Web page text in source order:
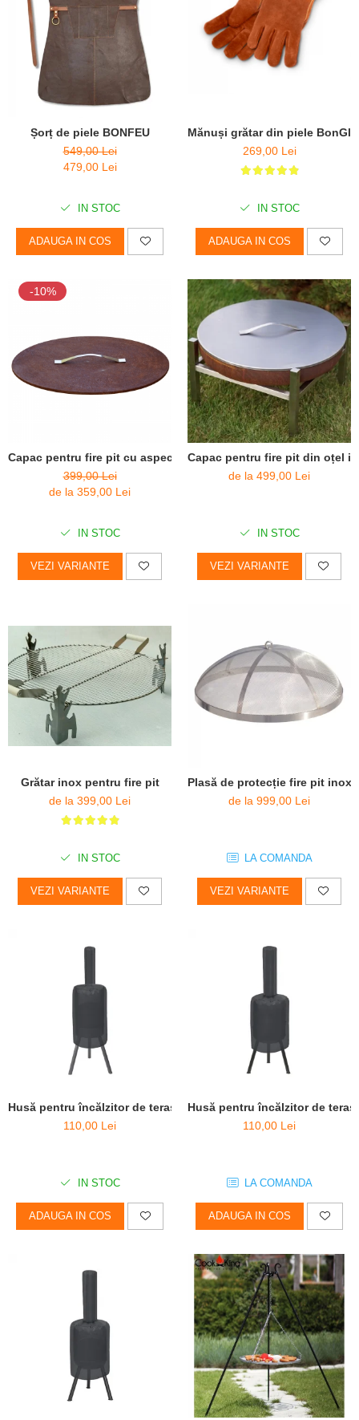
Șorț de piele BONFEU
549,00 Lei
479,00 Lei
IN STOC
ADAUGA IN COS
Mănuși grătar din piele
269,00 Lei
IN STOC
ADAUGA IN COS
-10%
Capac pentru fire pit cu aspect ruginit
399,00 Lei
de la 359,00 Lei
IN STOC
VEZI VARIANTE
Capac pentru fire pit din oțel
de la 499,00 Lei
IN STOC
VEZI VARIANTE
Grătar inox pentru fire pit
de la 399,00 Lei
IN STOC
VEZI VARIANTE
Plasă de protecție fire pit inox
de la 999,00 Lei
LA COMANDA
VEZI VARIANTE
Husă pentru încălzitor de terasă BonGiano
110,00 Lei
IN STOC
ADAUGA IN COS
Husă pentru încălzitor de
110,00 Lei
LA COMANDA
ADAUGA IN COS